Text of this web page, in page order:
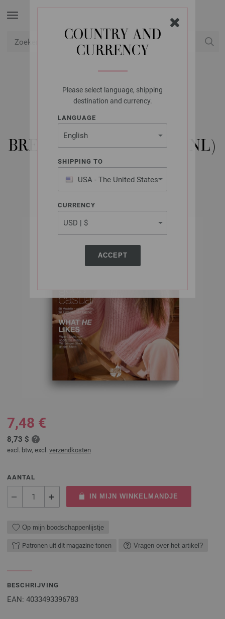
COUNTRY AND
CURRENCY
Please select language, shipping
destination and currency.
LANGUAGE
SHIPPING TO
USA - The United States
of America
CURRENCY
ACCEPT
LANA GROSSA
CLASSICI NO. 29 -
TIJDSCHRIFT (DE) +
BREIBESCHRIJVINGEN (NL)
7,48 €
8,73 $
excl. btw, excl. verzendkosten
AANTAL
IN MIJN WINKELMANDJE
Op mijn boodschappenlijstje
Patronen uit dit magazine tonen Vragen over het artikel?
BESCHRIJVING
EAN: 4033493396783